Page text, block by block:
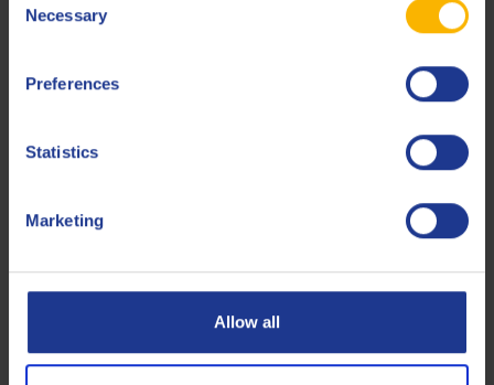
Selection
Necessary
Preferences
Statistics
Marketing
Allow all
€
10000
Average number of operating hours hrs / day